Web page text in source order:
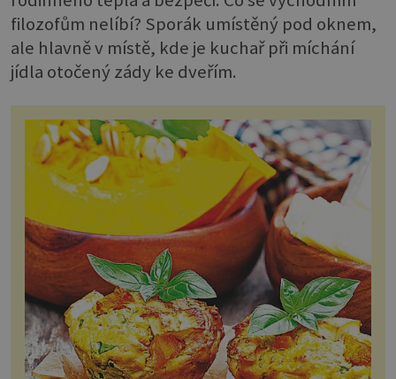
filozofům nelíbí? Sporák umístěný pod oknem,
ale hlavně v místě, kde je kuchař při míchání
jídla otočený zády ke dveřím.